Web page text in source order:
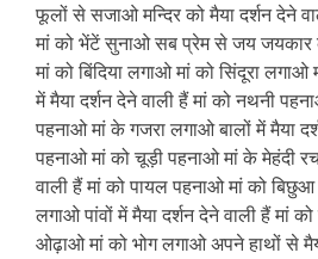
फूलों से सजाओ मन्दिर को मैया दर्शन देने
मां को भेंटें सुनाओ सब प्रेम से जय जयकार
मां को बिंदिया लगाओ मां को सिंदूरा
में मैया दर्शन देने वाली हैं मां को नथनी
पहनाओ मां के गजरा लगाओ बालों में मैया
पहनाओ मां को चूड़ी पहनाओ मां के मेहंदी
वाली हैं मां को पायल पहनाओ मां को
लगाओ पांवों में मैया दर्शन देने वाली हैं मां
ओढ़ाओ मां को भोग लगाओ अपने हाथों से